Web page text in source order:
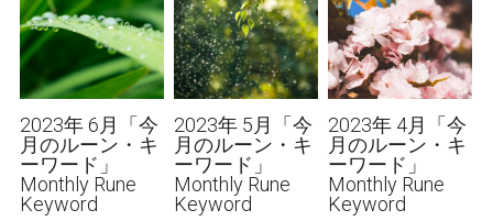
2023年 6月「今
月のルーン・キ
ーワード」
Monthly Rune
Keyword
2023年 5月「今
月のルーン・キ
ーワード」
Monthly Rune
Keyword
2023年 4月「今
月のルーン・キ
ーワード」
Monthly Rune
Keyword